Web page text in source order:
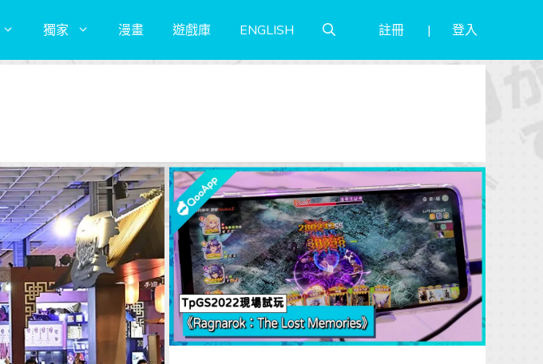
獨家 漫畫 遊戲庫 ENGLISH 註冊 登入